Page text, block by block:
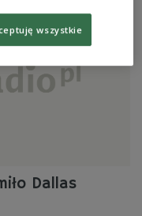
Dallas
wszystkie